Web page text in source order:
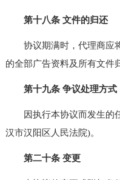
第十八条 文件的归还
协议期满时，代理商应将
的全部广告资料及所有文件
第十九条 争议处理方式
因执行本协议而发生的任
汉市汉阳区人民法院)。
第二十条 变更